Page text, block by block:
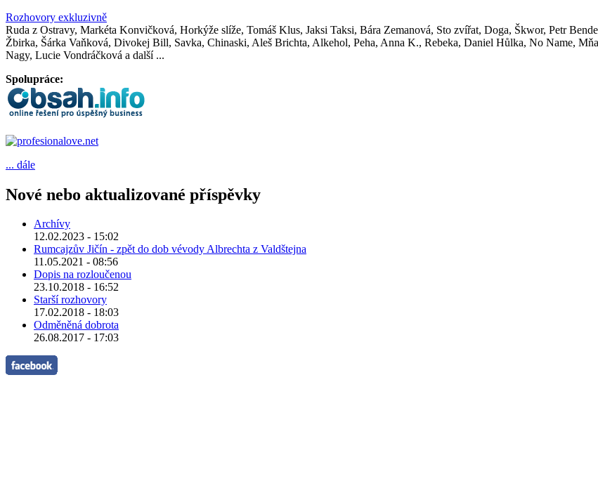
Rozhovory exkluzivně
Ruda z Ostravy, Markéta Konvičková, Horkýže slíže, Tomáš Klus, Jaksi Taksi, Bára Zemanová, Sto zvířat, Doga, Škwor, Petr
Žbirka, Šárka Vaňková, Divokej Bill, Savka, Chinaski, Aleš Brichta, Alkehol, Peha, Anna K., Rebeka, Daniel Hůlka, No Name,
Nagy, Lucie Vondráčková a další ...
Spolupráce:
... dále
Nové nebo aktualizované příspěvky
Archívy
12.02.2023 - 15:02
Rumcajzův Jičín - zpět do dob vévody Albrechta z Valdštejna
11.05.2021 - 08:56
Dopis na rozloučenou
23.10.2018 - 16:52
Starší rozhovory
17.02.2018 - 18:03
Odměněná dobrota
26.08.2017 - 17:03